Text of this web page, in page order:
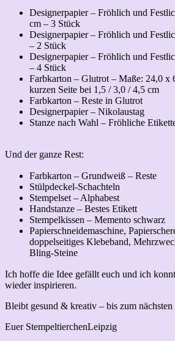
Designerpapier – Fröhlich und
cm – 3 Stück
Designerpapier – Fröhlich und
– 2 Stück
Designerpapier – Fröhlich und
– 4 Stück
Farbkarton – Glutrot – Maße: 24,0 x
kurzen Seite bei 1,5 / 3,0 / 4,5 cm
Farbkarton – Reste in Glutrot
Designerpapier – Nikolaustag
Stanze nach Wahl – Fröhliche
Und der ganze Rest:
Farbkarton – Grundweiß – Reste
Stülpdeckel-Schachteln
Stempelset – Alphabest
Handstanze – Bestes Etikett
Stempelkissen – Memento schwarz
Papierschneidemaschine,
doppelseitiges Klebeband,
Bling-Steine
Ich hoffe die Idee gefällt euch und ich
wieder inspirieren.
Bleibt gesund & kreativ – bis zum
Euer StempeltierchenLeipzig